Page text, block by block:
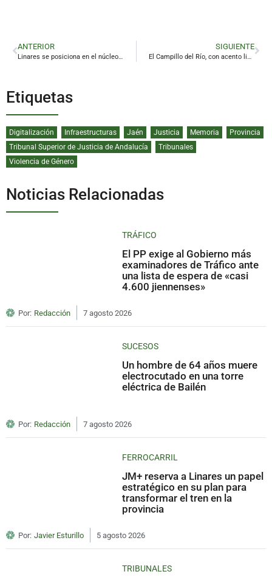
ANTERIOR
Linares se posiciona en el núcleo de poder de la Diputación de Jaén
SIGUIENTE
El Campillo del Río, con acento linarense, busca la gloria en la Copa Subdelegado
Etiquetas
Digitalización Infraestructuras Jaén Justicia Memoria
Provincia
Tribunal Superior de Justicia de Andalucía
Tribunales
Violencia de Género
Noticias Relacionadas
TRÁFICO
El PP exige al Gobierno más
examinadores de Tráfico ante
una lista de espera de «casi
4.600 jiennenses»
Por: Redacción 7 agosto 2026
SUCESOS
Un hombre de 64 años muere
electrocutado en una torre
eléctrica de Bailén
Por: Redacción 7 agosto 2026
FERROCARRIL
JM+ reserva a Linares un papel
estratégico en su plan para
transformar el tren en la
provincia
Por: Javier Esturillo 5 agosto 2026
TRIBUNALES